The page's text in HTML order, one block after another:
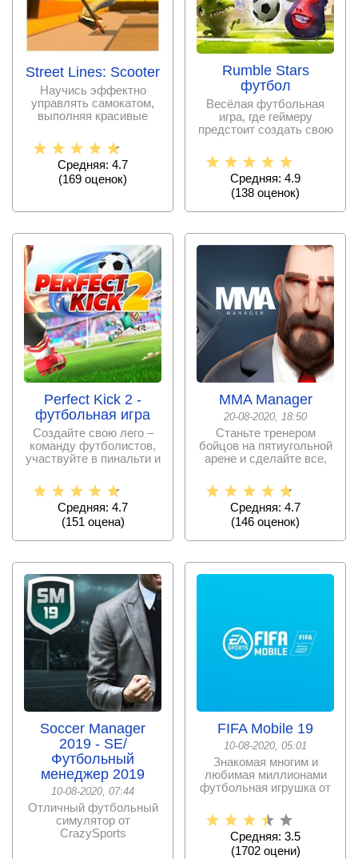
Street Lines: Scooter
Научись эффектно
управлять самокатом,
выполняя красивые
кульбиты, и
Средняя: 4.7
(169 оценок)
Rumble Stars
футбол
Весёлая футбольная
игра, где геймеру
предстоит создать свою
зверей и
Средняя: 4.9
(138 оценок)
Perfect Kick 2 -
футбольная игра
Создайте свою лего –
команду футболистов,
участвуйте в пинальти и
Средняя: 4.7
(151 оценa)
MMA Manager
20-08-2020, 18:50
Станьте тренером
бойцов на пятиугольной
арене и сделайте все,
Средняя: 4.7
(146 оценок)
Soccer Manager
2019 - SE/
Футбольный
менеджер 2019
10-08-2020, 07:44
Отличный футбольный
симулятор от
CrazySports
FIFA Mobile 19
10-08-2020, 05:01
Знакомая многим и
любимая миллионами
футбольная игрушка от
Средняя: 3.5
(1702оцени)